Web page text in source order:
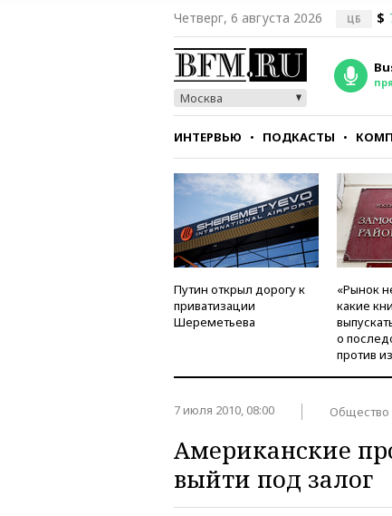
Четверг, 6 августа 2026 ЦБ $
Москва
ИНТЕРВЬЮ ПОДКАСТЫ
СТИЛЬ ТЕСТЫ
Путин открыл дорогу к
приватизации
Шереметьева
«Рынок
какие
о
против
7 июля 2010, 08:00 Общество
Американские
выйти под залог